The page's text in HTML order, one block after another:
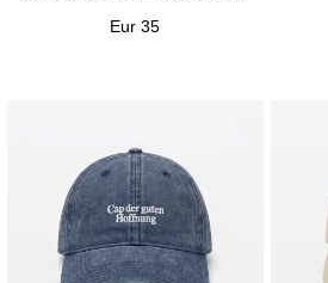
Eur 35